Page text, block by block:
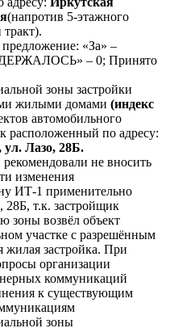
(напротив 5-этажного
«За» –
– 0; Принято
зоны застройки
жилыми домами (индекс
автомобильного
расположенный по адресу:
ул. Лазо, 28Б.
не вносить
изменения
ИТ-1 применительно
28Б, т.к. застройщик
зоны возвёл объект
участке с разрешённым
жилая застройка. При
организации
коммуникаций
к существующим
зоны